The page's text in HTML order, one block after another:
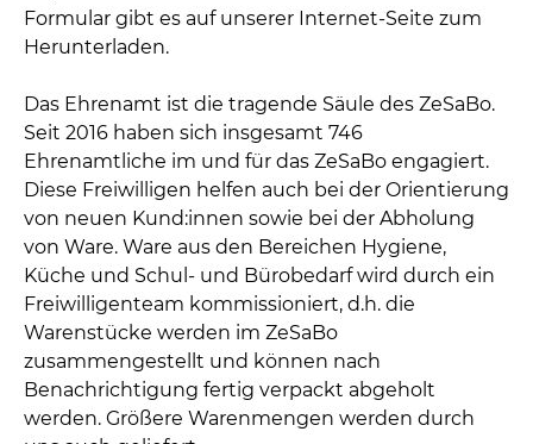
Formular gibt es auf unserer Internet-Seite zum
Herunterladen.
Das Ehrenamt ist die tragende Säule des ZeSaBo.
Seit 2016 haben sich insgesamt 746
Ehrenamtliche im und für das ZeSaBo engagiert.
Diese Freiwilligen helfen auch bei der Orientierung
von neuen Kund:innen sowie bei der Abholung
von Ware. Ware aus den Bereichen Hygiene,
Küche und Schul- und Bürobedarf wird durch ein
Freiwilligenteam kommissioniert, d.h. die
Warenstücke werden im ZeSaBo
zusammengestellt und können nach
Benachrichtigung fertig verpackt abgeholt
werden. Größere Warenmengen werden durch